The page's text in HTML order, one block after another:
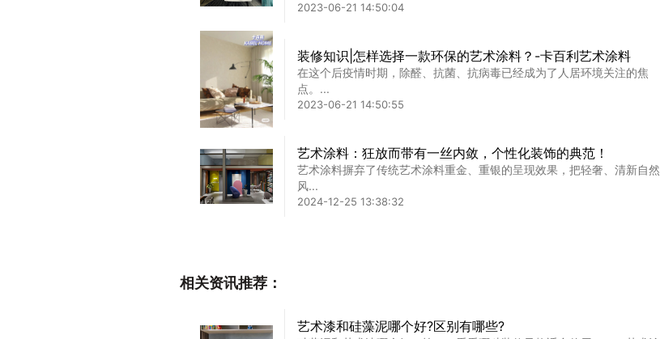
2023-06-21 14:50:04
装修知识|怎样选择一款环保的艺术涂料？-卡百利艺术涂料
在这个后疫情时期，除醛、抗菌、抗病毒已经成为了人居环境关注的焦
点。...
2023-06-21 14:50:55
艺术涂料：狂放而带有一丝内敛，个性化装饰的典范！
艺术涂料摒弃了传统艺术涂料重金、重银的呈现效果，把轻奢、清新自然
风...
2024-12-25 13:38:32
相关资讯推荐：
艺术漆和硅藻泥哪个好?区别有哪些?